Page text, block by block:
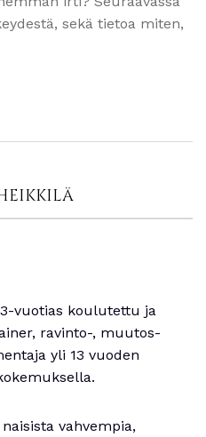
sekä tietoa miten,
vuotias koulutettu ja
ravinto-, muutos-
yli 13 vuoden
vahvempia,